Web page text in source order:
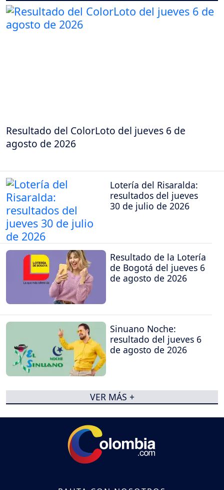
Resultado del ColorLoto del jueves 6 de
agosto de 2026
Lotería del Risaralda:
resultados del jueves
30 de julio de 2026
Resultado de la Lotería
de Bogotá del jueves 6
de agosto de 2026
Sinuano Noche:
resultado del jueves 6
de agosto de 2026
VER MÁS +